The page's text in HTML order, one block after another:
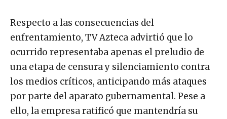
Respecto a las consecuencias del
enfrentamiento, TV Azteca advirtió que lo
ocurrido representaba apenas el preludio de
una etapa de censura y silenciamiento contra
los medios críticos, anticipando más ataques
por parte del aparato gubernamental. Pese a
ello, la empresa ratificó que mantendría su